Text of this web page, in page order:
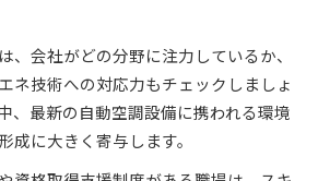
、会社がどの分野に注力しているか、
ネ技術への対応力もチェックしましょ
、最新の自動空調設備に携われる環境
成に大きく寄与します。